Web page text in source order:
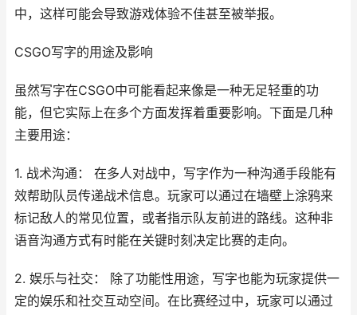
中，这样可能会导致游戏体验不佳甚至被举报。
CSGO写字的用途及影响
虽然写字在CSGO中可能看起来像是一种无足轻重的功
能，但它实际上在多个方面发挥着重要影响。下面是几种
主要用途：
1. 战术沟通： 在多人对战中，写字作为一种沟通手段能有
效帮助队员传递战术信息。玩家可以通过在墙壁上涂鸦来
标记敌人的常见位置，或者指示队友前进的路线。这种非
语音沟通方式有时能在关键时刻决定比赛的走向。
2. 娱乐与社交： 除了功能性用途，写字也能为玩家提供一
定的娱乐和社交互动空间。在比赛经过中，玩家可以通过